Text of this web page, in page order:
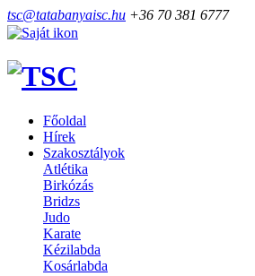
tsc@tatabanyaisc.hu +36 70 381 6777
Főoldal
Hírek
Szakosztályok
Atlétika
Birkózás
Bridzs
Judo
Karate
Kézilabda
Kosárlabda